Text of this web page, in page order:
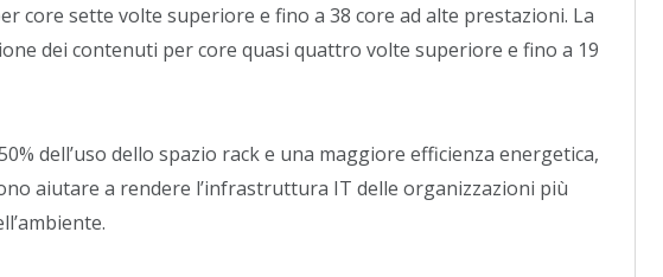
core sette volte superiore e fino a 38 core ad alte prestazioni. La
dei contenuti per core quasi quattro volte superiore e fino a 19
dell’uso dello spazio rack e una maggiore efficienza energetica,
aiutare a rendere l’infrastruttura IT delle organizzazioni più